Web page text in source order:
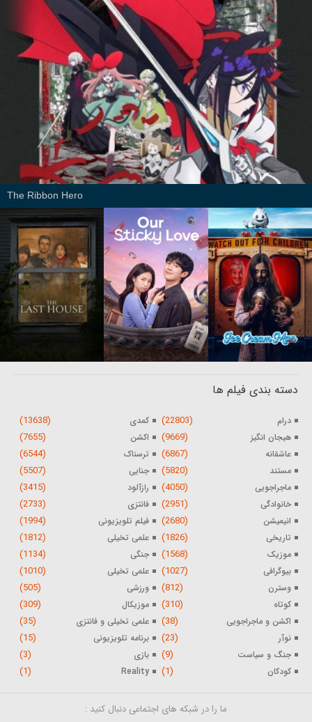
The Ribbon Hero
دسته بندی فیلم ها
درام (22803) کمدی (13638)
هیجان انگیز (9669) اکشن (7655)
عاشقانه (6867) ترسناک (6544)
مستند (5820) جنایی (5507)
ماجراجویی (4050) رازآلود (3415)
خانوادگی (2951) فانتزی (2733)
انیمیشن (2680) فیلم تلویزیونی (1994)
تاریخی (1826) علمی تخیلی (1812)
موزیک (1568) جنگی (1134)
بیوگرافی (1027) علمی تخیلی (1010)
وسترن (812) ورزشی (505)
کوتاه (310) موزیکال (309)
اکشن و ماجراجویی (38) علمی تخیلی و فانتزی (35)
نوآر (23) برنامه تلویزیونی (15)
جنگ و سیاست (9) بازی (3)
کودکان (1)
Reality
(1)
ما را در شبکه های اجتماعی دنبال کنید :